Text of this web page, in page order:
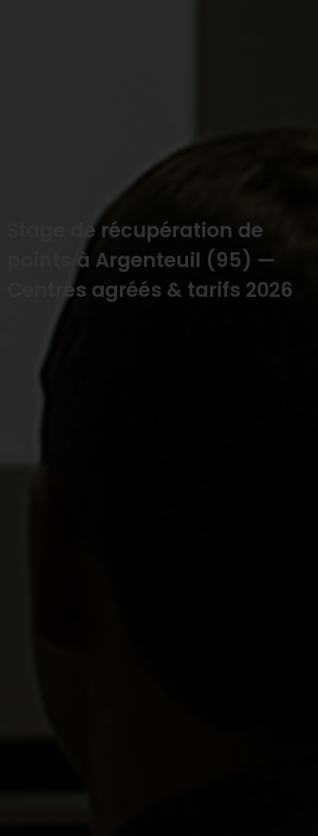
Stage de récupération de
points à Argenteuil (95) —
Centres agréés & tarifs 2026